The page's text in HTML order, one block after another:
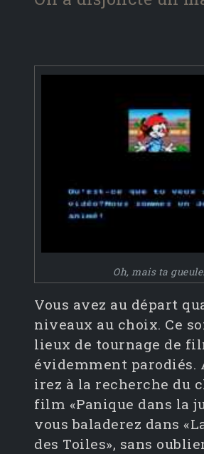
Oh, mais ta
Vous avez au départ
niveaux au choix. Ce
lieux de tournage de
évidemment parodiés.
irez à la recherche du
film «Panique dans la
vous baladerez dans
des Toiles», sans